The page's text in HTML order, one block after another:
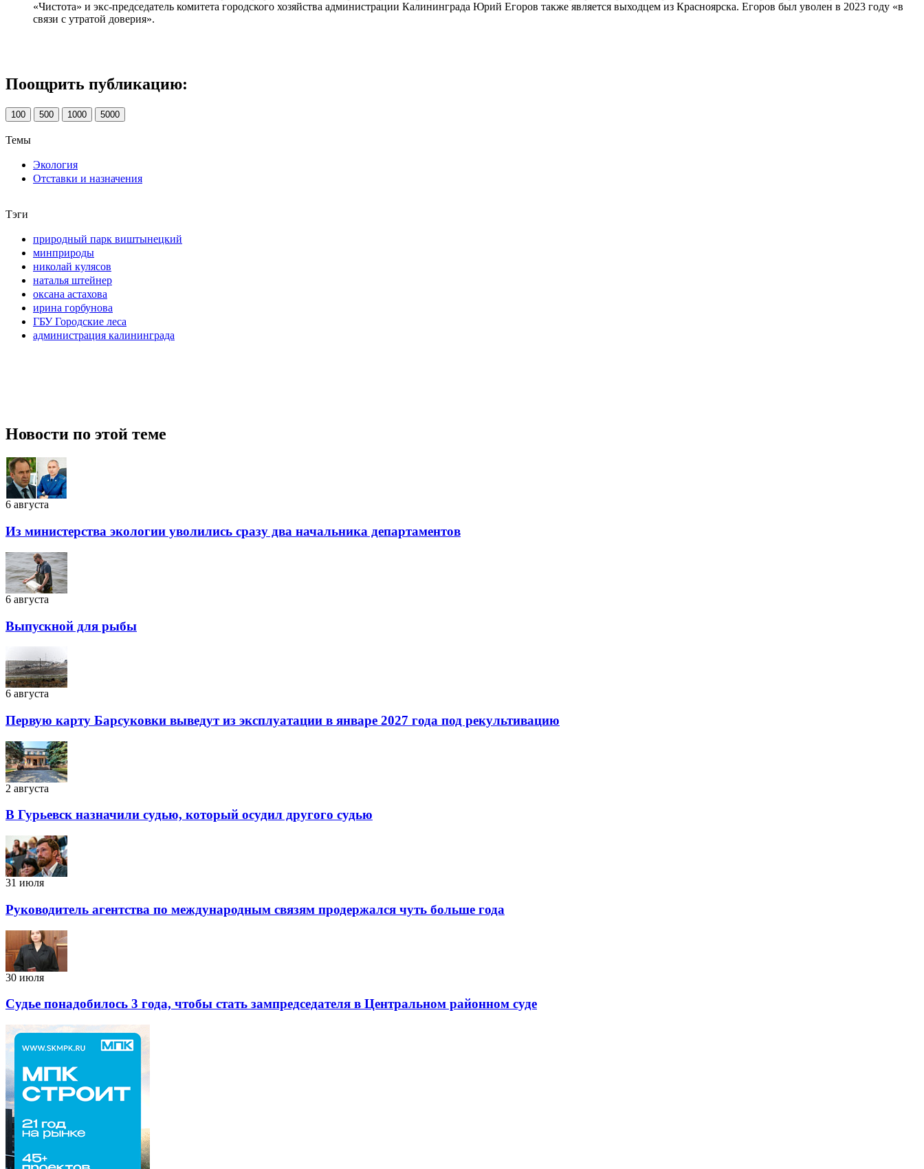
«Чистота» и экс-председатель комитета городского хозяйства администрации Калининграда Юрий Егоров также является выходцем из Красноярска. Егоров был уволен в 2023 году «в
связи с утратой доверия».
Поощрить публикацию:
100 500 1000 5000
Темы
Экология
Отставки и назначения
Тэги
природный парк виштынецкий
минприроды
николай кулясов
наталья штейнер
оксана астахова
ирина горбунова
ГБУ Городские леса
администрация калининграда
Новости по этой теме
6 августа
Из министерства экологии уволились сразу два начальника департаментов
6 августа
Выпускной для рыбы
6 августа
Первую карту Барсуковки выведут из эксплуатации в январе 2027 года под рекультивацию
2 августа
В Гурьевск назначили судью, который осудил другого судью
31 июля
Руководитель агентства по международным связям продержался чуть больше года
30 июля
Судье понадобилось 3 года, чтобы стать зампредседателя в Центральном районном суде